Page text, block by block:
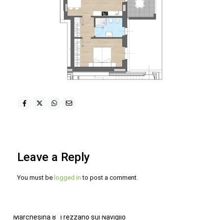
Leave a Reply
You must be logged in to post a comment.
Marchesina 8 Trezzano sul Naviglio